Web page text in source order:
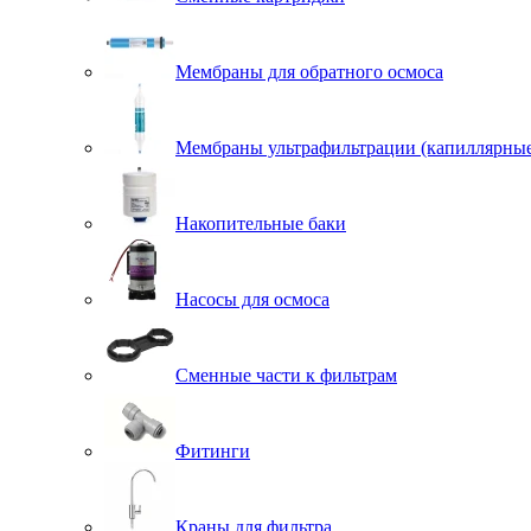
Мембраны для обратного осмоса
Мембраны ультрафильтрации
Накопительные баки
Насосы для осмоса
Сменные части к фильтрам
Фитинги
Краны для фильтра